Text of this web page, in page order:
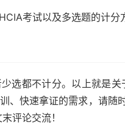
考试以及多选题的计分
选都不计分。以上就是关
、快速拿证的需求，请随
评论交流！